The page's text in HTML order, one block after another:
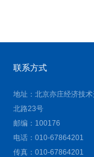
联系方式
地址：北京亦庄经济技
北路23号
邮编：100176
电话：010-67864201
传真：010-67864201